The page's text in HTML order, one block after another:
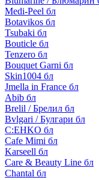
Medi-Peel бл
Botavikos бл
Tsubaki бл
Bouticle бл
Tenzero бл
Bouquet Garni бл
Skin1004 бл
Jmella in France бл
Abib бл
Brelil / Брелил бл
Bvlgari / Булгари бл
C:EHKO бл
Cafe Mimi бл
Karseell бл
Care & Beauty Line бл
Chantal бл